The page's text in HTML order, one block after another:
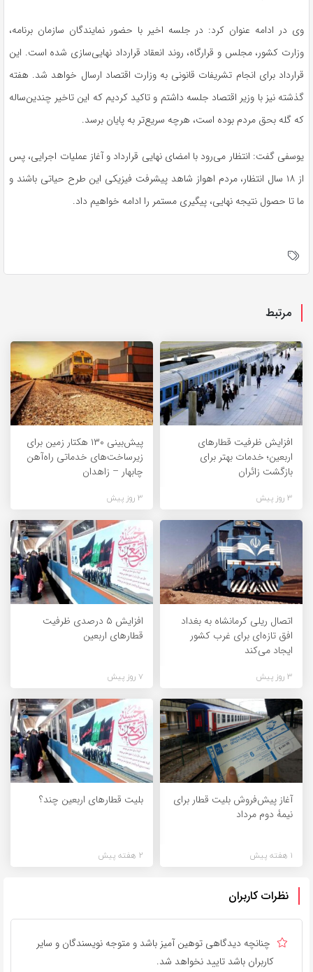
وی در ادامه عنوان کرد: در جلسه اخیر با حضور نمایندگان سازمان برنامه،
وزارت کشور، مجلس و قرارگاه، روند انعقاد قرارداد نهایی‌سازی شده است. این
قرارداد برای انجام تشریفات قانونی به وزارت اقتصاد ارسال خواهد شد. هفته
گذشته نیز با وزیر اقتصاد جلسه داشتم و تاکید کردیم که این تاخیر چندین‌ساله
که گله بحق مردم بوده است، هرچه سریع‌تر به پایان برسد.
یوسفی گفت: انتظار می‌رود با امضای نهایی قرارداد و آغاز عملیات اجرایی، پس
از ۱۸ سال انتظار، مردم اهواز شاهد پیشرفت فیزیکی این طرح حیاتی باشند و
ما تا حصول نتیجه نهایی، پیگیری مستمر را ادامه خواهیم داد.
مرتبط
افزایش ظرفیت قطارهای
اربعین؛ خدمات بهتر برای
بازگشت زائران
3 روز پیش
پیش‌بینی ۱۳۰ هکتار زمین برای
زیرساخت‌های خدماتی راه‌آهن
چابهار – زاهدان
3 روز پیش
اتصال ریلی کرمانشاه به بغداد
افق تازه‌ای برای غرب کشور
ایجاد می‌کند
3 روز پیش
افزایش ۵ درصدی ظرفیت
قطارهای اربعین
7 روز پیش
آغاز پیش‌فروش بلیت قطار برای
نیمۀ دوم مرداد
1 هفته پیش
بلیت قطارهای اربعین چند؟
2 هفته پیش
نظرات کاربران
چنانچه دیدگاهی توهین آمیز باشد و متوجه نویسندگان و سایر
کاربران باشد تایید نخواهد شد.